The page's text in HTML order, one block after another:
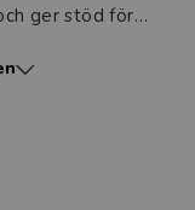
på gymnasium
ger stöd för